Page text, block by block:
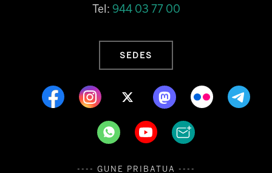
Tel: 944 03 77 00
SEDES
---- GUNE PRIBATUA ----